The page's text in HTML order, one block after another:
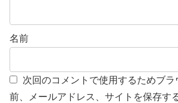
名前
次回のコメントで使用するためブラ
前、メールアドレス、サイトを保存する